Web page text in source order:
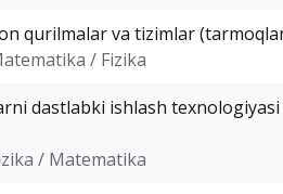
qurilmalar va tizimlar
/ Fizika
dastlabki ishlash
/ Matematika